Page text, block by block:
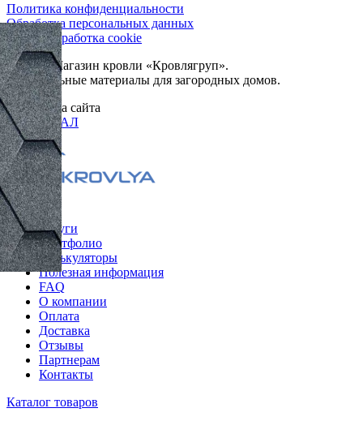
Политика конфиденциальности
Обработка персональных данных
Сбор и обработка cookie
© 2026. Магазин кровли «Кровлягруп».
Строительные материалы для загородных домов.
Разработка сайта
ОРИГИНАЛ
Меню
Услуги
Портфолио
Калькуляторы
Полезная информация
FAQ
О компании
Оплата
Доставка
Отзывы
Партнерам
Контакты
Каталог товаров